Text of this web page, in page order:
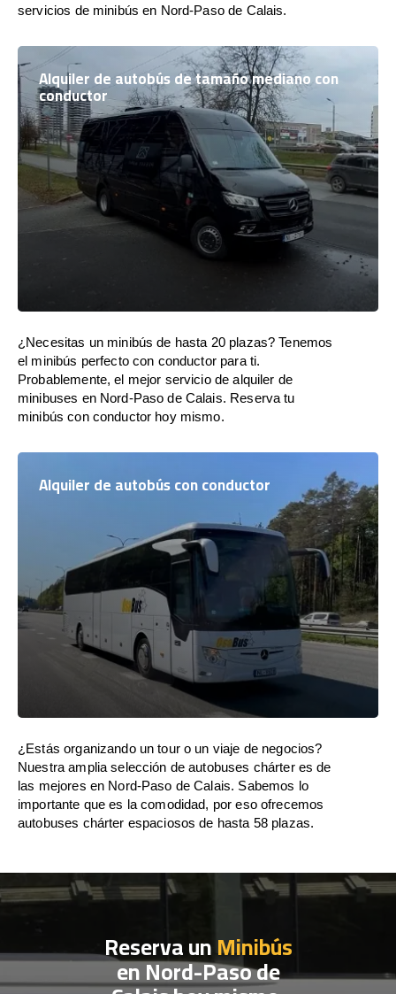
servicios de minibús en Nord-Paso de Calais.
Alquiler de autobús de tamaño mediano con
conductor
¿Necesitas un minibús de hasta 20 plazas? Tenemos
el minibús perfecto con conductor para ti.
Probablemente, el mejor servicio de alquiler de
minibuses en Nord-Paso de Calais. Reserva tu
minibús con conductor hoy mismo.
Alquiler de autobús con conductor
¿Estás organizando un tour o un viaje de negocios?
Nuestra amplia selección de autobuses chárter es de
las mejores en Nord-Paso de Calais. Sabemos lo
importante que es la comodidad, por eso ofrecemos
autobuses chárter espaciosos de hasta 58 plazas.
Reserva unMinibús
en Nord-Paso de